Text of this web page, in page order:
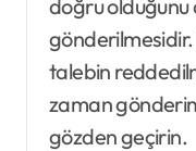
doğru
talebin
zaman
gözden geçirin.